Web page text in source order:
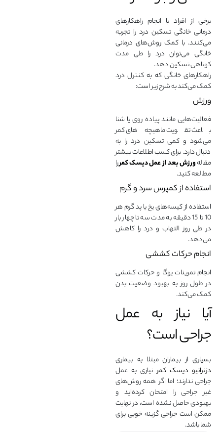
برخی از افراد با انجام راهکارهای
درمانی خانگی تسکین درد را تجربه
می‌کنند. با کمک روش‌های درمانی
خانگی می‌توان درد را طی مدت
کوتاهی تسکین دهد.
راهکارهای خانگی که به کنترل درد
کمک می‌کند به شرح زیر است:
ورزش
فعالیت‌هایی مانند پیاده روی یا شنا
باعث تقویت ماهیچه‌های کمر
می‌شود و کمی تسکین درد را به
دنبال دارد. برای کسب اطلاعات بیشتر
مقالهورزش بعد از عمل دیسک کمررا
مطالعه کنید.
استفاده از کمپرس سرد و گرم
استفاده از کیسه‌های یخ یا پد گرم هر
10 تا 15 دقیقه به مدت سه تا چهار بار
در طی روز التهاب و درد را کاهش
می‌دهد.
انجام حرکات کششی
انجام تمرینات یوگا و حرکات کششی
در طول روز به بهبود وضعیت بدن
کمک می‌کند.
آیا نیاز به عمل
جراحی است؟
بسیاری از بیماران مبتلا به بیماری
دژنراتیو دیسک کمرنیازی به عمل
جراحی ندارند؛ اما اگر همه روش‌های
غیر جراحی را امتحان کرده‌اید و
بهبودی حاصل نشده است، در نهایت
ممکن است جراحی گزینه خوبی برای
شما باشد.